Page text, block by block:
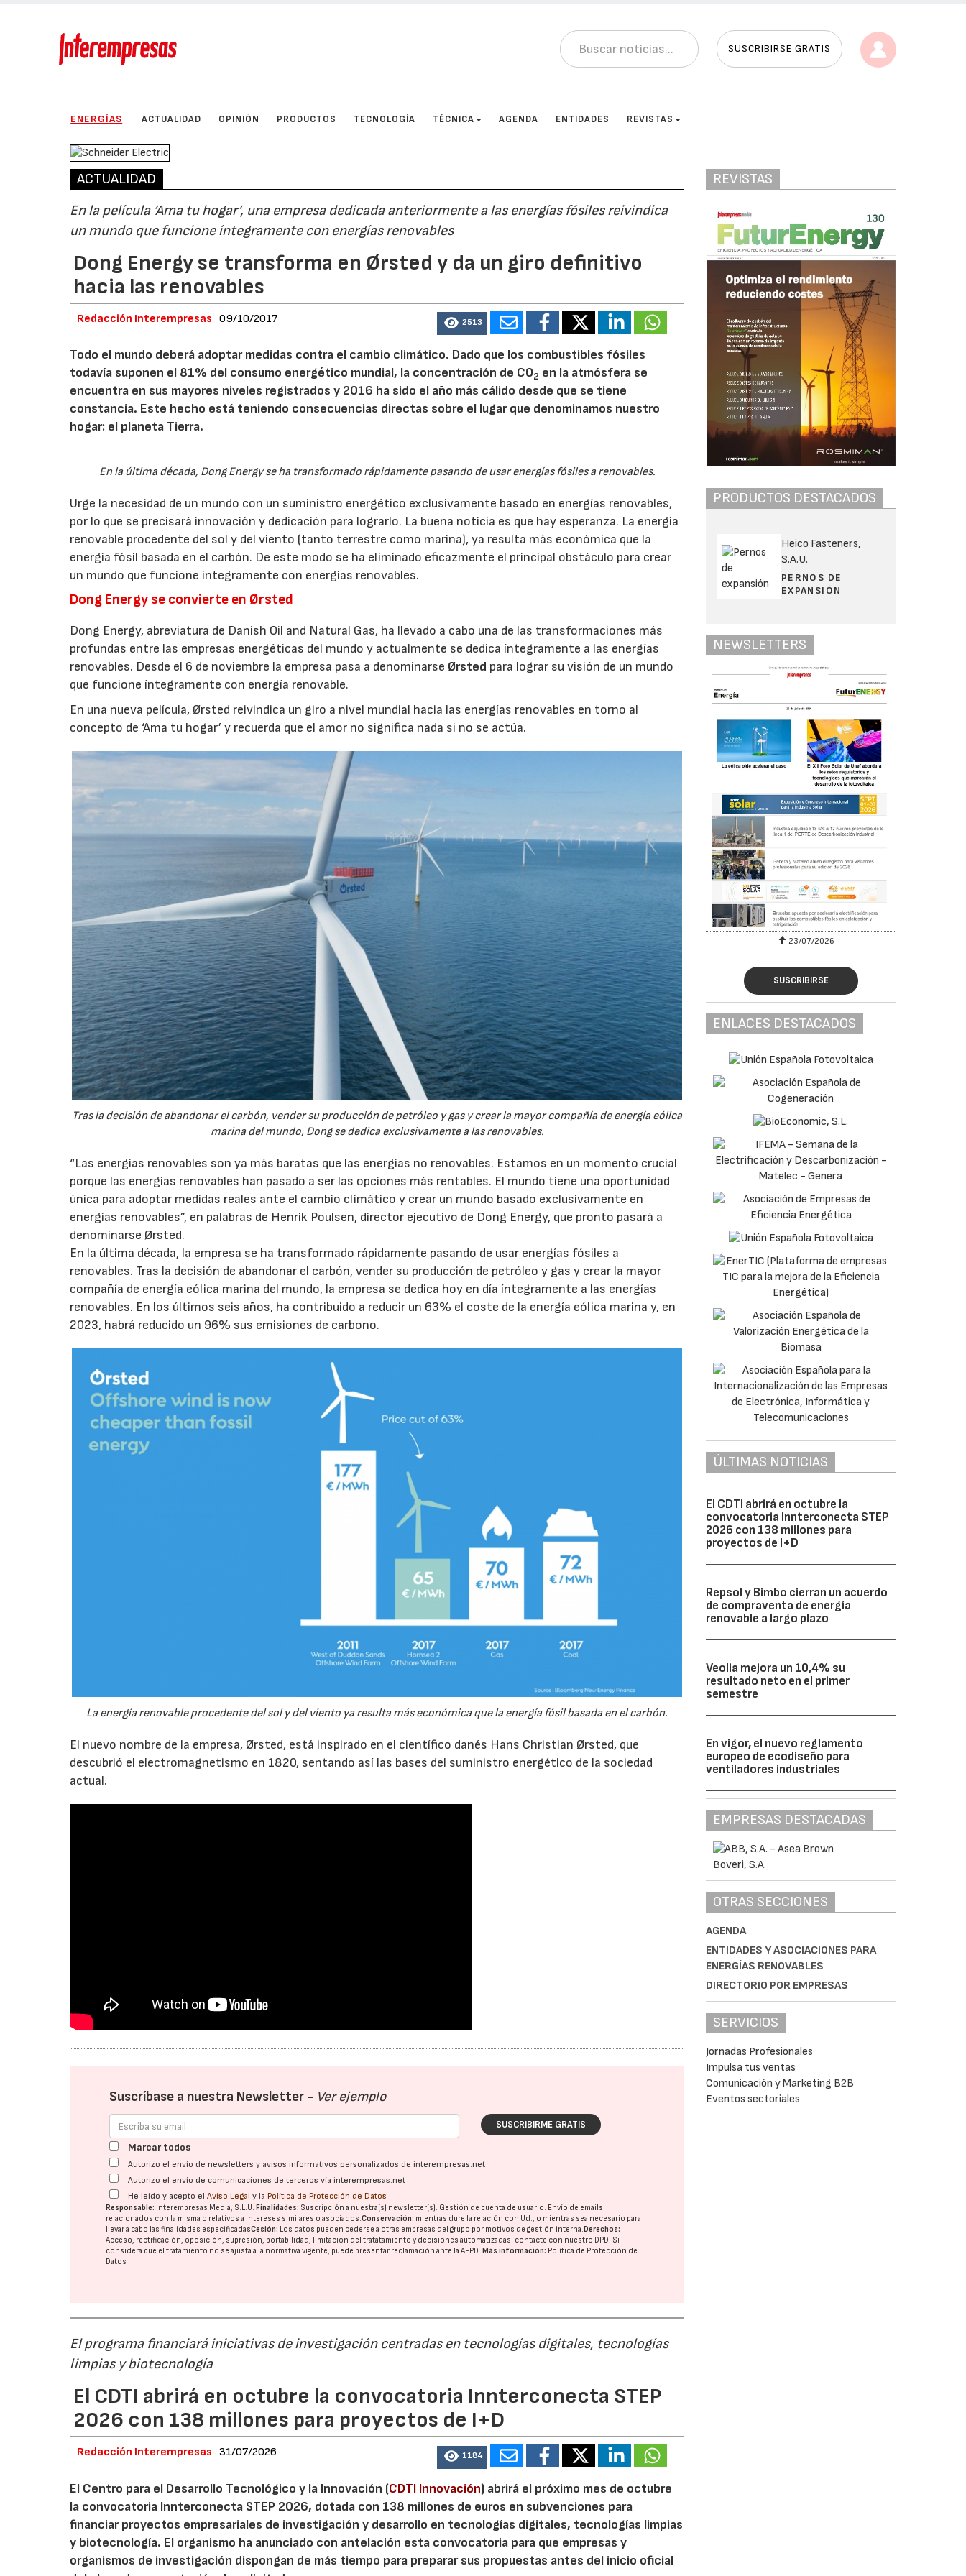
SUSCRIBIRSE GRATIS
ENERGÍAS ACTUALIDAD OPINIÓN PRODUCTOS TECNOLOGÍA TÉCNICA AGENDA ENTIDADES REVISTAS
ACTUALIDAD
En la película ‘Ama tu hogar’, una empresa dedicada anteriormente a las energías fósiles reivindica
un mundo que funcione íntegramente con energías renovables
Dong Energy se transforma en Ørsted y da un giro definitivo
hacia las renovables
Redacción Interempresas 09/10/2017 2513
Todo el mundo deberá adoptar medidas contra el cambio climático. Dado que los combustibles fósiles
todavía suponen el 81% del consumo energético mundial, la concentración de CO2 en la atmósfera se
encuentra en sus mayores niveles registrados y 2016 ha sido el año más cálido desde que se tiene
constancia. Este hecho está teniendo consecuencias directas sobre el lugar que denominamos nuestro
hogar: el planeta Tierra.
En la última década, Dong Energy se ha transformado rápidamente pasando de usar energías fósiles a renovables.
Urge la necesidad de un mundo con un suministro energético exclusivamente basado en energías renovables,
por lo que se precisará innovación y dedicación para lograrlo. La buena noticia es que hay esperanza. La energía
renovable procedente del sol y del viento (tanto terrestre como marina), ya resulta más económica que la
energía fósil basada en el carbón. De este modo se ha eliminado eficazmente el principal obstáculo para crear
un mundo que funcione íntegramente con energías renovables.
Dong Energy se convierte en Ørsted
Dong Energy, abreviatura de Danish Oil and Natural Gas, ha llevado a cabo una de las transformaciones más
profundas entre las empresas energéticas del mundo y actualmente se dedica íntegramente a las energías
renovables. Desde el 6 de noviembre la empresa pasa a denominarse Ørsted para lograr su visión de un mundo
que funcione íntegramente con energía renovable.
En una nueva película, Ørsted reivindica un giro a nivel mundial hacia las energías renovables en torno al
concepto de ‘Ama tu hogar’ y recuerda que el amor no significa nada si no se actúa.
Tras la decisión de abandonar el carbón, vender su producción de petróleo y gas y crear la mayor compañía de energía eólica
marina del mundo, Dong se dedica exclusivamente a las renovables.
“Las energías renovables son ya más baratas que las energías no renovables. Estamos en un momento crucial
porque las energías renovables han pasado a ser las opciones más rentables. El mundo tiene una oportunidad
única para adoptar medidas reales ante el cambio climático y crear un mundo basado exclusivamente en
energías renovables”, en palabras de Henrik Poulsen, director ejecutivo de Dong Energy, que pronto pasará a
denominarse Ørsted.
En la última década, la empresa se ha transformado rápidamente pasando de usar energías fósiles a
renovables. Tras la decisión de abandonar el carbón, vender su producción de petróleo y gas y crear la mayor
compañía de energía eólica marina del mundo, la empresa se dedica hoy en día íntegramente a las energías
renovables. En los últimos seis años, ha contribuido a reducir un 63% el coste de la energía eólica marina y, en
2023, habrá reducido un 96% sus emisiones de carbono.
La energía renovable procedente del sol y del viento ya resulta más económica que la energía fósil basada en el carbón.
El nuevo nombre de la empresa, Ørsted, está inspirado en el científico danés Hans Christian Ørsted, que
descubrió el electromagnetismo en 1820, sentando así las bases del suministro energético de la sociedad
actual.
Suscríbase a nuestra Newsletter - Ver ejemplo
SUSCRIBIRME GRATIS
Marcar todos
Autorizo el envío de newsletters y avisos informativos personalizados de interempresas.net
Autorizo el envío de comunicaciones de terceros vía interempresas.net
He leído y acepto elAviso Legal y la Política de Protección de Datos
Responsable: Interempresas Media, S.L.U. Finalidades: Suscripción a nuestra(s) newsletter(s). Gestión de cuenta de usuario. Envío de emails
relacionados con la misma o relativos a intereses similares o asociados.Conservación: mientras dure la relación con Ud., o mientras sea necesario para
llevar a cabo las finalidades especificadasCesión: Los datos pueden cederse a otras empresas del grupo por motivos de gestión interna. Derechos:
Acceso, rectificación, oposición, supresión, portabilidad, limitación del tratatamiento y decisiones automatizadas: contacte con nuestro DPD. Si
considera que el tratamiento no se ajusta a la normativa vigente, puede presentar reclamación ante laAEPD. Más información: Política de Protección de
Datos
El programa financiará iniciativas de investigación centradas en tecnologías digitales, tecnologías
limpias y biotecnología
El CDTI abrirá en octubre la convocatoria Innterconecta STEP
2026 con 138 millones para proyectos de I+D
Redacción Interempresas 31/07/2026 1184
El Centro para el Desarrollo Tecnológico y la Innovación (CDTI Innovación) abrirá el próximo mes de octubre
la convocatoria Innterconecta STEP 2026, dotada con 138 millones de euros en subvenciones para
financiar proyectos empresariales de investigación y desarrollo en tecnologías digitales, tecnologías limpias
y biotecnología. El organismo ha anunciado con antelación esta convocatoria para que empresas y
organismos de investigación dispongan de más tiempo para preparar sus propuestas antes del inicio oficial
REVISTAS
PRODUCTOS DESTACADOS
Heico Fasteners,
S.A.U.
PERNOS DE
EXPANSIÓN
NEWSLETTERS
30/07/2026 23/07/2026
SUSCRIBIRSE
ENLACES DESTACADOS
ÚLTIMAS NOTICIAS
El CDTI abrirá en octubre la
convocatoria Innterconecta STEP
2026 con 138 millones para
proyectos de I+D
Repsol y Bimbo cierran un acuerdo
de compraventa de energía
renovable a largo plazo
Veolia mejora un 10,4% su
resultado neto en el primer
semestre
En vigor, el nuevo reglamento
europeo de ecodiseño para
ventiladores industriales
EMPRESAS DESTACADAS
OTRAS SECCIONES
AGENDA
ENTIDADES Y ASOCIACIONES PARA
ENERGÍAS RENOVABLES
DIRECTORIO POR EMPRESAS
SERVICIOS
Jornadas Profesionales
Impulsa tus ventas
Comunicación y Marketing B2B
Eventos sectoriales